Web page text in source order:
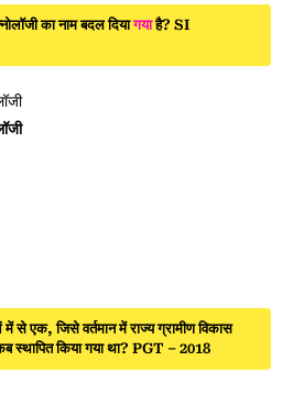
का नाम बदल दियागयाहै? SI
से एक, जिसे वर्तमान में राज्य ग्रामीण विकास
स्थापित किया गया था? PGT – 2018